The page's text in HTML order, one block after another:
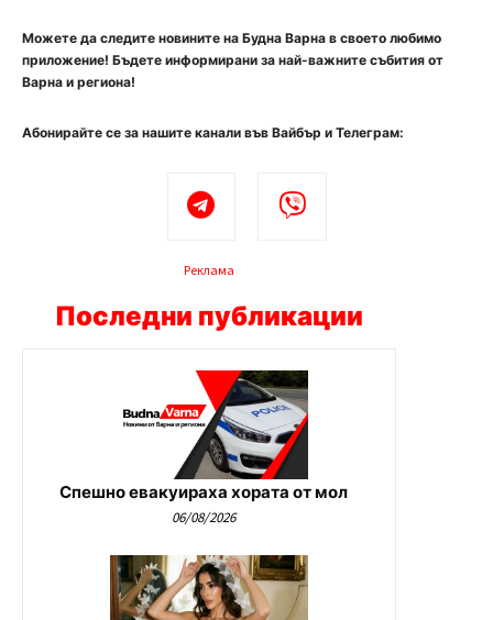
Можете да следите новините на Будна Варна в своето любимо
приложение! Бъдете информирани за най-важните събития от
Варна и региона!
Абонирайте се за нашите канали във Вайбър и Телеграм:
Реклама
Последни публикации
Спешно евакуираха хората от мол
06/08/2026